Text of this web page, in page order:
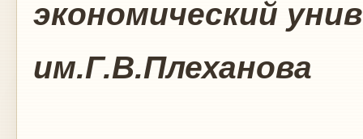
экономический
им.Г.В.Плеханова